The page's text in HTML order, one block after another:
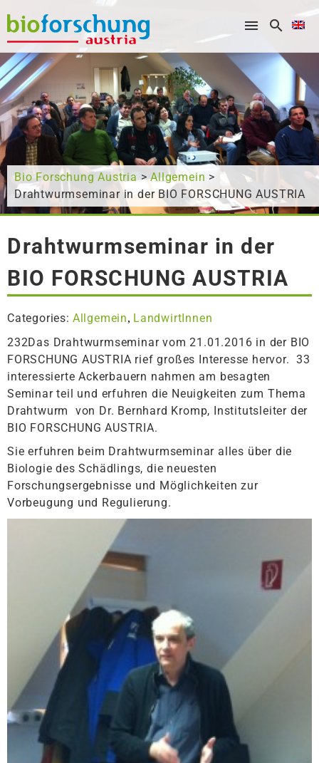
What are you looking for?
Bio Forschung Austria>Allgemein >
Drahtwurmseminar in der BIO FORSCHUNG AUSTRIA
Drahtwurmseminar in der
BIO FORSCHUNG AUSTRIA
Categories: Allgemein, LandwirtInnen
232Das Drahtwurmseminar vom 21.01.2016 in der BIO
FORSCHUNG AUSTRIA rief großes Interesse hervor. 33
interessierte Ackerbauern nahmen am besagten
Seminar teil und erfuhren die Neuigkeiten zum Thema
Drahtwurm von Dr. Bernhard Kromp, Institutsleiter der
BIO FORSCHUNG AUSTRIA.
Sie erfuhren beim Drahtwurmseminar alles über die
Biologie des Schädlings, die neuesten
Forschungsergebnisse und Möglichkeiten zur
Vorbeugung und Regulierung.